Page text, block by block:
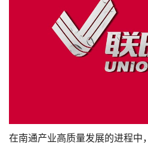
在南通产业高质量发展的进程中